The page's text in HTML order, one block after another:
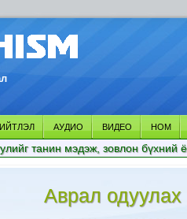
АУДИО ВИДЕО НОМ
танин мэдэж, зовлон бүхний
Аврал одуулах